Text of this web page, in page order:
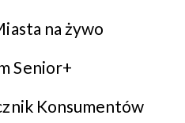
na żywo
Senior+
Konsumentów